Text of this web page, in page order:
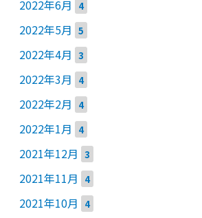
2022年6月 4
2022年5月 5
2022年4月 3
2022年3月 4
2022年2月 4
2022年1月 4
2021年12月 3
2021年11月 4
2021年10月 4